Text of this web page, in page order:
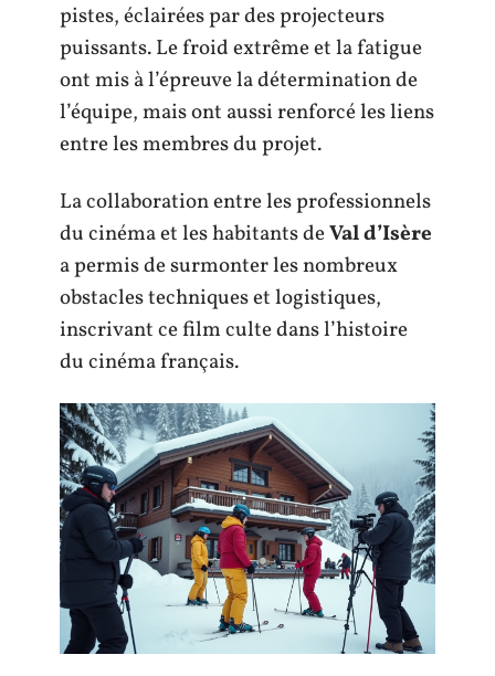
pistes, éclairées par des projecteurs
puissants. Le froid extrême et la fatigue
ont mis à l’épreuve la détermination de
l’équipe, mais ont aussi renforcé les liens
entre les membres du projet.
La collaboration entre les professionnels
du cinéma et les habitants deVal d’Isère
a permis de surmonter les nombreux
obstacles techniques et logistiques,
inscrivant ce film culte dans l’histoire
du cinéma français.